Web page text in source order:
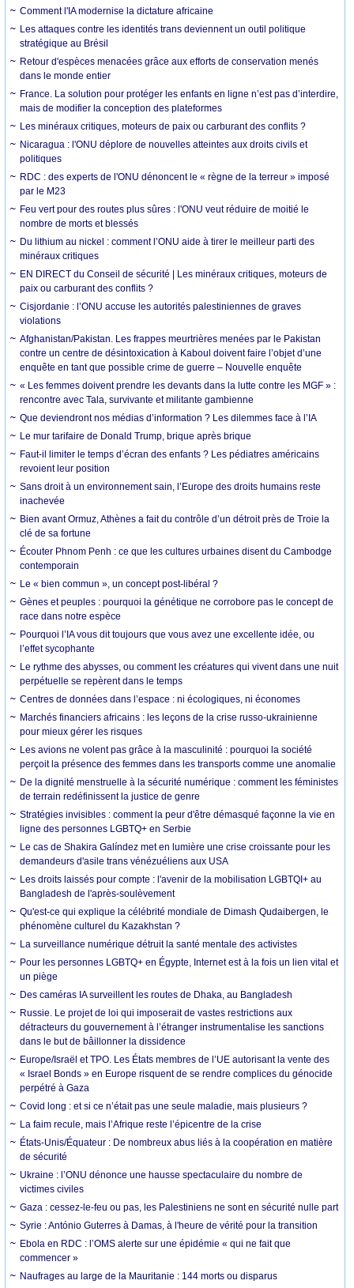
Comment l'IA modernise la dictature africaine
Les attaques contre les identités trans deviennent un outil politique
stratégique au Brésil
Retour d'espèces menacées grâce aux efforts de conservation menés
dans le monde entier
France. La solution pour protéger les enfants en ligne n’est pas d’interdire,
mais de modifier la conception des plateformes
Les minéraux critiques, moteurs de paix ou carburant des conflits ?
Nicaragua : l'ONU déplore de nouvelles atteintes aux droits civils et
politiques
RDC : des experts de l'ONU dénoncent le « règne de la terreur » imposé
par le M23
Feu vert pour des routes plus sûres : l'ONU veut réduire de moitié le
nombre de morts et blessés
Du lithium au nickel : comment l’ONU aide à tirer le meilleur parti des
minéraux critiques
EN DIRECT du Conseil de sécurité | Les minéraux critiques, moteurs de
paix ou carburant des conflits ?
Cisjordanie : l’ONU accuse les autorités palestiniennes de graves
violations
Afghanistan/Pakistan. Les frappes meurtrières menées par le Pakistan
contre un centre de désintoxication à Kaboul doivent faire l’objet d’une
enquête en tant que possible crime de guerre – Nouvelle enquête
« Les femmes doivent prendre les devants dans la lutte contre les MGF » :
rencontre avec Tala, survivante et militante gambienne
Que deviendront nos médias d’information ? Les dilemmes face à l’IA
Le mur tarifaire de Donald Trump, brique après brique
Faut-il limiter le temps d’écran des enfants ? Les pédiatres américains
revoient leur position
Sans droit à un environnement sain, l’Europe des droits humains reste
inachevée
Bien avant Ormuz, Athènes a fait du contrôle d’un détroit près de Troie la
clé de sa fortune
Écouter Phnom Penh : ce que les cultures urbaines disent du Cambodge
contemporain
Le « bien commun », un concept post-libéral ?
Gènes et peuples : pourquoi la génétique ne corrobore pas le concept de
race dans notre espèce
Pourquoi l’IA vous dit toujours que vous avez une excellente idée, ou
l’effet sycophante
Le rythme des abysses, ou comment les créatures qui vivent dans une nuit
perpétuelle se repèrent dans le temps
Centres de données dans l’espace : ni écologiques, ni économes
Marchés financiers africains : les leçons de la crise russo-ukrainienne
pour mieux gérer les risques
Les avions ne volent pas grâce à la masculinité : pourquoi la société
perçoit la présence des femmes dans les transports comme une anomalie
De la dignité menstruelle à la sécurité numérique : comment les féministes
de terrain redéfinissent la justice de genre
Stratégies invisibles : comment la peur d'être démasqué façonne la vie en
ligne des personnes LGBTQ+ en Serbie
Le cas de Shakira Galíndez met en lumière une crise croissante pour les
demandeurs d'asile trans vénézuéliens aux USA
Les droits laissés pour compte : l'avenir de la mobilisation LGBTQI+ au
Bangladesh de l'après-soulèvement
Qu'est-ce qui explique la célébrité mondiale de Dimash Qudaibergen, le
phénomène culturel du Kazakhstan ?
La surveillance numérique détruit la santé mentale des activistes
Pour les personnes LGBTQ+ en Égypte, Internet est à la fois un lien vital et
un piège
Des caméras IA surveillent les routes de Dhaka, au Bangladesh
Russie. Le projet de loi qui imposerait de vastes restrictions aux
détracteurs du gouvernement à l’étranger instrumentalise les sanctions
dans le but de bâillonner la dissidence
Europe/Israël et TPO. Les États membres de l’UE autorisant la vente des
« Israel Bonds » en Europe risquent de se rendre complices du génocide
perpétré à Gaza
Covid long : et si ce n’était pas une seule maladie, mais plusieurs ?
La faim recule, mais l’Afrique reste l’épicentre de la crise
États-Unis/Équateur : De nombreux abus liés à la coopération en matière
de sécurité
Ukraine : l’ONU dénonce une hausse spectaculaire du nombre de
victimes civiles
Gaza : cessez-le-feu ou pas, les Palestiniens ne sont en sécurité nulle part
Syrie : António Guterres à Damas, à l'heure de vérité pour la transition
Ebola en RDC : l’OMS alerte sur une épidémie « qui ne fait que
commencer »
Naufrages au large de la Mauritanie : 144 morts ou disparus